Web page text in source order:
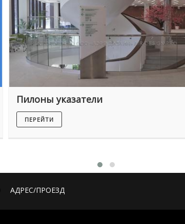
Пилоны указатели
ПЕРЕЙТИ
АДРЕС/ПРОЕЗД